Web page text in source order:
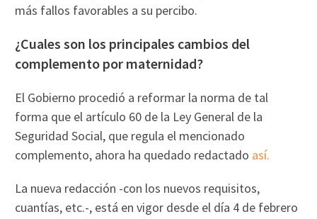
más fallos favorables a su percibo.
¿Cuales son los principales cambios del
complemento por maternidad?
El Gobierno procedió a reformar la norma de tal
forma que el artículo 60 de la Ley General de la
Seguridad Social, que regula el mencionado
complemento, ahora ha quedado redactado así.
La nueva redacción -con los nuevos requisitos,
cuantías, etc.-, está en vigor desde el día 4 de febrero